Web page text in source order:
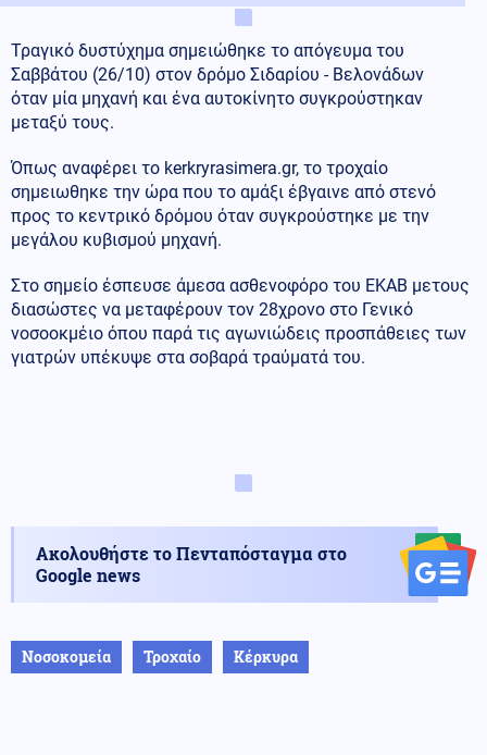
Τραγικό δυστύχημα σημειώθηκε το απόγευμα του
Σαββάτου (26/10) στον δρόμο Σιδαρίου - Βελονάδων
όταν μία μηχανή και ένα αυτοκίνητο συγκρούστηκαν
μεταξύ τους.
Όπως αναφέρει το kerkryrasimera.gr, το τροχαίο
σημειωθηκε την ώρα που το αμάξι έβγαινε από στενό
προς το κεντρικό δρόμου όταν συγκρούστηκε με την
μεγάλου κυβισμού μηχανή.
Στο σημείο έσπευσε άμεσα ασθενοφόρο του ΕΚΑΒ μετους
διασώστες να μεταφέρουν τον 28χρονο στο Γενικό
νοσοοκμέιο όπου παρά τις αγωνιώδεις προσπάθειες των
γιατρών υπέκυψε στα σοβαρά τραύματά του.
Ακολουθήστε το Πενταπόσταγμα στο
Google news
Νοσοκομεία Τροχαίο Κέρκυρα